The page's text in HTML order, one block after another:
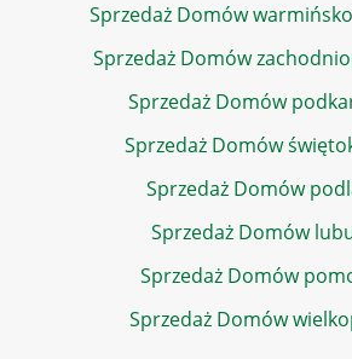
Sprzedaż Domów
Sprzedaż Domów
Sprzedaż Domów
Sprzedaż Domów
Sprzedaż Domów
Sprzedaż Domów
Sprzedaż Domów
Sprzedaż Domów